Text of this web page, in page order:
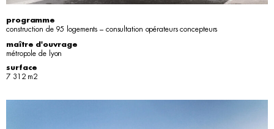
programme
construction de 95 logements – consultation opérateurs concepteurs
maître d'ouvrage
métropole de lyon
surface
7 312 m2